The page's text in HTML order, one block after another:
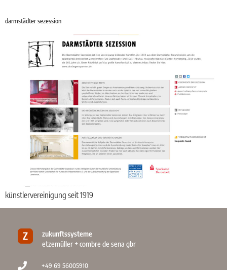
darmstädter sezession
künstlervereinigung seit 1919
zukunftssysteme
etzemüller + combre de sena gbr
+49 69 56005910